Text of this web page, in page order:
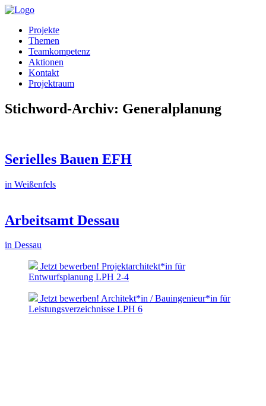
Projekte
Themen
Teamkompetenz
Aktionen
Kontakt
Projektraum
Stichword-Archiv: Generalplanung
Serielles Bauen EFH
in Weißenfels
Arbeitsamt Dessau
in Dessau
Jetzt bewerben! Projektarchitekt*in für
Entwurfsplanung LPH 2-4
Jetzt bewerben! Architekt*in / Bauingenieur*in für
Leistungsverzeichnisse LPH 6